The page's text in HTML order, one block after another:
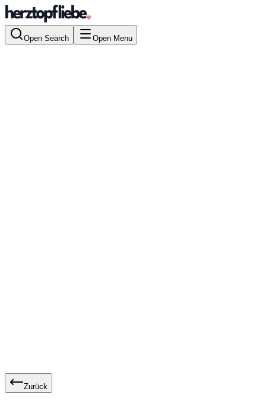
Open Search Open Menu
Zurück